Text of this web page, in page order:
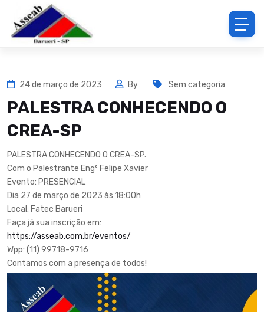
24 de março de 2023 By Sem categoria
PALESTRA CONHECENDO O
CREA-SP
PALESTRA CONHECENDO O CREA-SP.
Com o Palestrante Engº Felipe Xavier
Evento: PRESENCIAL
Dia 27 de março de 2023 às 18:00h
Local: Fatec Barueri
Faça já sua inscrição em:
https://asseab.com.br/eventos/
Wpp: (11) 99718-9716
Contamos com a presença de todos!